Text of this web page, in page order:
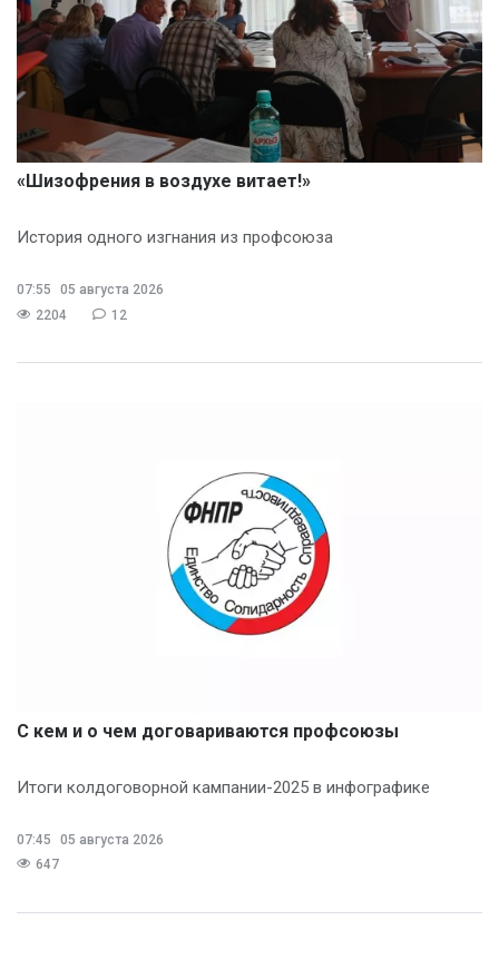
«Шизофрения в воздухе витает!»
История одного изгнания из профсоюза
07:55
05 августа 2026
2204
12
С кем и о чем договариваются профсоюзы
Итоги колдоговорной кампании-2025 в инфографике
07:45
05 августа 2026
647